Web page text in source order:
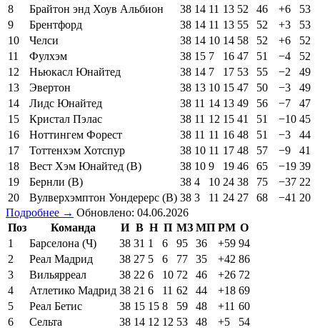
8
Брайтон энд Хоув Альбион 38 14 11 13 52 46 +6
53
9
Брентфорд 38 14 11 13 55 52 +3
53
10
Челси 38 14 10 14 58 52 +6
52
11
Фулхэм 38 15 7 16 47 51 −4
52
12
Ньюкасл Юнайтед 38 14 7 17 53 55 −2
49
13
Эвертон 38 13 10 15 47 50 −3
49
14
Лидс Юнайтед 38 11 14 13 49 56 −7
47
15
Кристал Пэлас 38 11 12 15 41 51 −10 45
16
Ноттингем Форест 38 11 11 16 48 51 −3
44
17
Тоттенхэм Хотспур 38 10 11 17 48 57 −9
41
18
Вест Хэм Юнайтед (В) 38 10 9 19 46 65 −19 39
19
Бернли (В) 38 4 10 24 38 75 −37 22
20
Вулверхэмптон Уондерерс (В) 38 3 11 24 27 68 −41 20
Подробнее → Обновлено: 04.06.2026
Поз
Команда И В Н П МЗ МП РМ О
1
Барселона (Ч) 38 31 1 6 95 36 +59 94
2
Реал Мадрид 38 27 5 6 77 35 +42 86
3
Вильярреал 38 22 6 10 72 46 +26 72
4
Атлетико Мадрид 38 21 6 11 62 44 +18 69
5
Реал Бетис 38 15 15 8 59 48 +11 60
6
Сельта 38 14 12 12 53 48 +5
54